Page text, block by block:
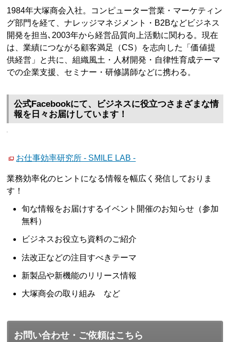
1984年大塚商会入社。コンピューター営業・マーケティン
グ部門を経て、ナレッジマネジメント・B2Bなどビジネス
開発を担当､2003年から経営品質向上活動に関わる。現在
は、業績につながる顧客満足（CS）を志向した「価値提
供経営」と共に、組織風土・人材開発・自律性育成テーマ
での企業支援、セミナー・研修講師などに携わる。
公式Facebookにて、ビジネスに役立つさまざまな情
報を日々お届けしています！
お仕事効率研究所 - SMILE LAB -
業務効率化のヒントになる情報を幅広く発信しておりま
す！
旬な情報をお届けするイベント開催のお知らせ（参加
無料）
ビジネスお役立ち資料のご紹介
法改正などの注目すべきテーマ
新製品や新機能のリリース情報
大塚商会の取り組み など
お問い合わせ・ご依頼はこちら